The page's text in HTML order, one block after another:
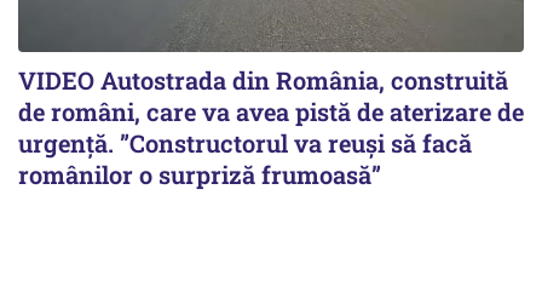
VIDEO Autostrada din România, construită
de români, care va avea pistă de aterizare de
urgență. ”Constructorul va reuși să facă
românilor o surpriză frumoasă”